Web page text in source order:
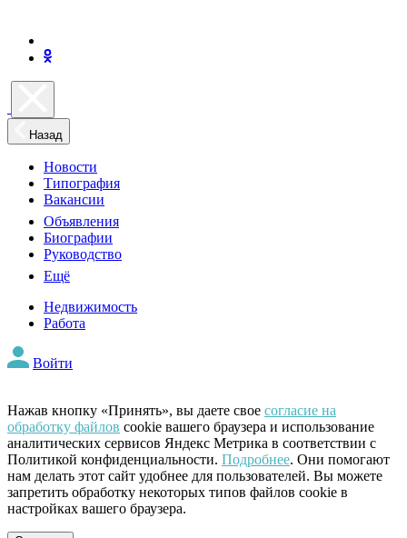
Назад
Новости
Типография
Вакансии
Объявления
Биографии
Руководство
Ещё
Недвижимость
Работа
Войти
Нажав кнопку «Принять», вы даете свое согласие на
обработку файлов cookie вашего браузера и использование
аналитических сервисов Яндекс Метрика в соответствии с
Политикой конфиденциальности. Подробнее. Они помогают
нам делать этот сайт удобнее для пользователей. Вы можете
запретить обработку некоторых типов файлов cookie в
настройках вашего браузера.